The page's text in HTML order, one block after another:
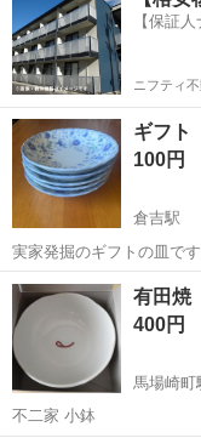
【保証
ニフティ
ギフ
100円
倉吉駅
実家発掘のギフトの皿で
鳥取 倉吉市 倉吉駅
有田
400円
馬場崎町
不二家 小鉢